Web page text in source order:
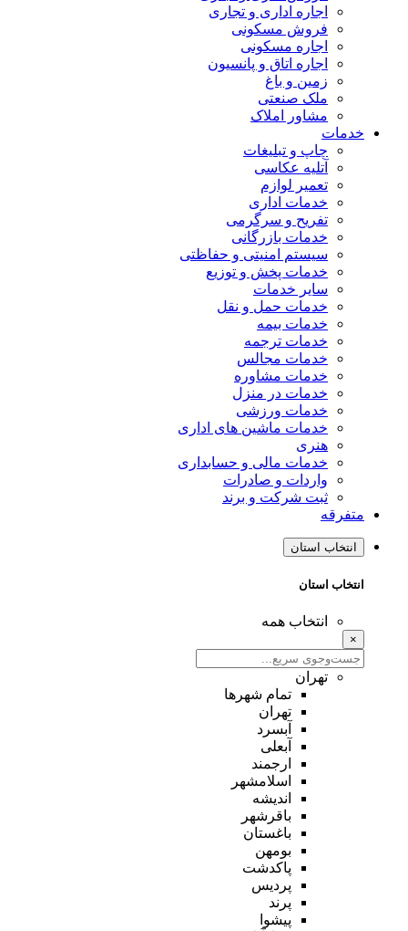
اجاره اداری و تجاری
فروش مسکونی
اجاره مسکونی
اجاره اتاق و پانسیون
زمین و باغ
ملک صنعتی
مشاور املاک
خدمات
چاپ و تبلیغات
آتلیه عکاسی
تعمیر لوازم
خدمات اداری
تفریح و سرگرمی
خدمات بازرگانی
سیستم امنیتی و حفاظتی
خدمات پخش و توزیع
سایر خدمات
خدمات حمل و نقل
خدمات بیمه
خدمات ترجمه
خدمات مجالس
خدمات مشاوره
خدمات در منزل
خدمات ورزشی
خدمات ماشین های اداری
هنری
خدمات مالی و حسابداری
واردات و صادرات
ثبت شرکت و برند
متفرقه
انتخاب استان
انتخاب استان
انتخاب همه
×
تهران
تمام شهر‌ها
تهران
آبسرد
آبعلی
ارجمند
اسلامشهر
اندیشه
باقرشهر
باغستان
بومهن
پاکدشت
پردیس
پرند
پیشوا